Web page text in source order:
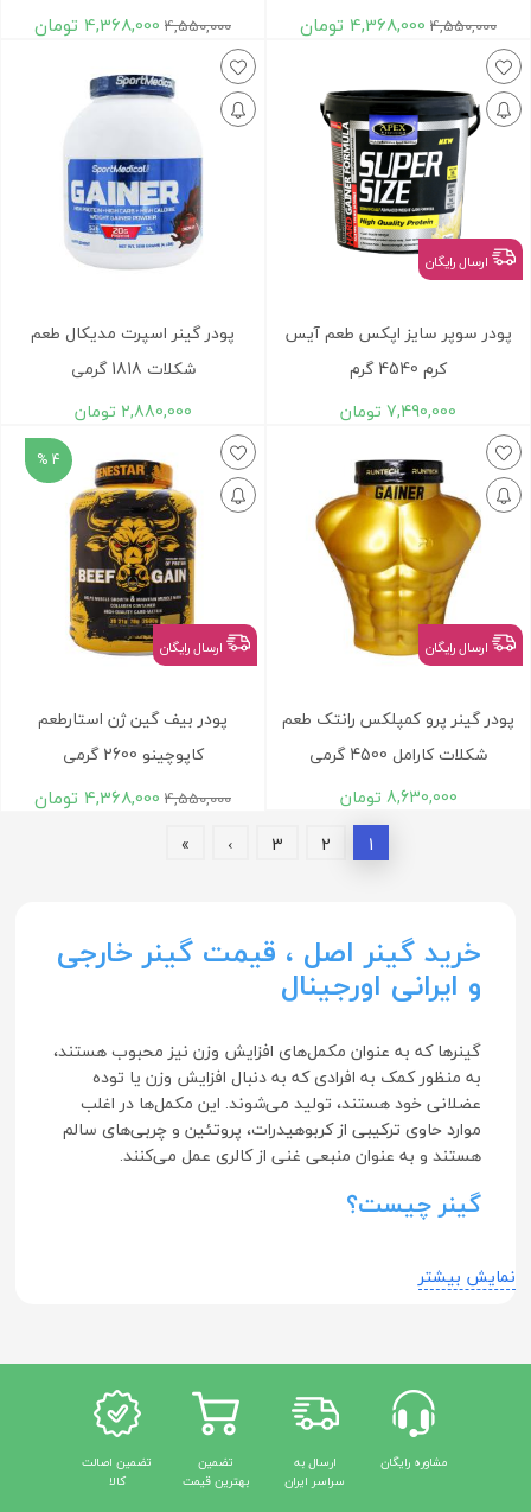
4,550,000
4,368,000 تومان 4,550,000
4,368,000 تومان
ارسال رایگان
پودر سوپر سایز اپکس طعم آیس
کرم 4540 گرم
7,490,000 تومان
پودر گینر اسپرت مدیکال طعم
شکلات 1818 گرمی
2,880,000 تومان
ارسال رایگان
پودر گینر پرو کمپلکس رانتک طعم
شکلات کارامل 4500 گرمی
8,630,000 تومان
4 %
ارسال رایگان
پودر بیف گین ژن استارطعم
کاپوچینو 2600 گرمی
4,550,000
4,368,000 تومان
1
2
3
›
»
خرید گینر اصل ، قیمت گینر خارجی
و ایرانی اورجینال
گینرها که به عنوان مکمل‌های افزایش وزن نیز محبوب هستند،
به منظور کمک به افرادی که به دنبال افزایش وزن یا توده
عضلانی خود هستند، تولید می‌شوند. این مکمل‌ها در اغلب
موارد حاوی ترکیبی از کربوهیدرات، پروتئین و چربی‌های سالم
هستند و به عنوان منبعی غنی از کالری عمل می‌کنند.
گینر چیست؟
شوند. مصرف این نوع ماده مغذی همچون مواد دیگر دارای مزایا و
مزایای استفاده از گینر
افزایش وزن سریع‌تر:از مهم‌ترین مزایای گینرها، می‌توان به
افزایش وزن سریع اشارع کرد. افرادی که به سختی غذا
می‌خورند یا متابولیسم بالایی دارند، می‌توانند با استفاده از
نمایش بیشتر
مشاوره رایگان
ارسال به
سراسر ایران
تضمین
بهترین قیمت
تضمین اصالت
کالا